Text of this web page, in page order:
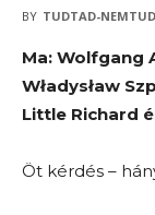
BY TUDTAD-
Ma: Wolfgang
Władysław
Little Richard
Öt kérdés –